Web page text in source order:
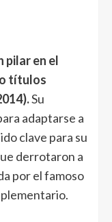
pilar en el
títulos
Su
adaptarse a
clave para su
derrotaron a
por el famoso